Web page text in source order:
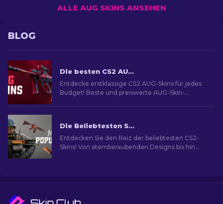
ALLE AUG SKINS ANSEHEN
BLOG
Die besten CS2 AUG Skins in allen Preisklassen [2026]
Entdecke erstklassige CS2 AUG-Skins für jedes
Budget! Beste und preiswerte AUG-Skin-
Die Beliebtesten Skins in CS2
Entdecken Sie den Reiz der beliebtesten CS2-
Skins! Von atemberaubenden Designs bis hin